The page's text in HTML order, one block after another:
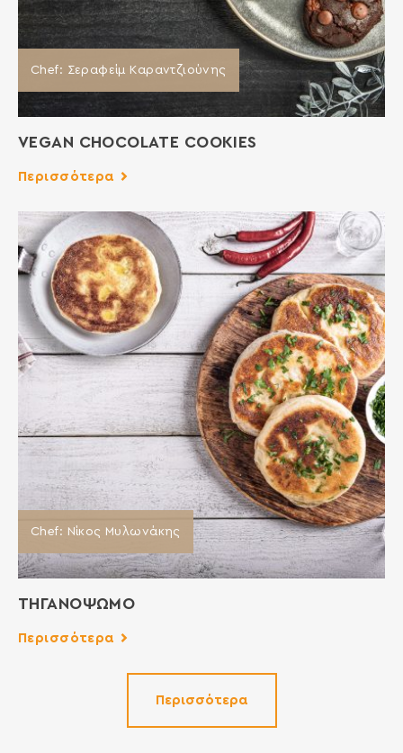
Chef: Σεραφείμ Καραντζιούνης
VEGAN CHOCOLATE COOKIES
Περισσότερα
Chef: Νίκος Μυλωνάκης
ΤΗΓΑΝΟΨΩΜΟ
Περισσότερα
Περισσότερα